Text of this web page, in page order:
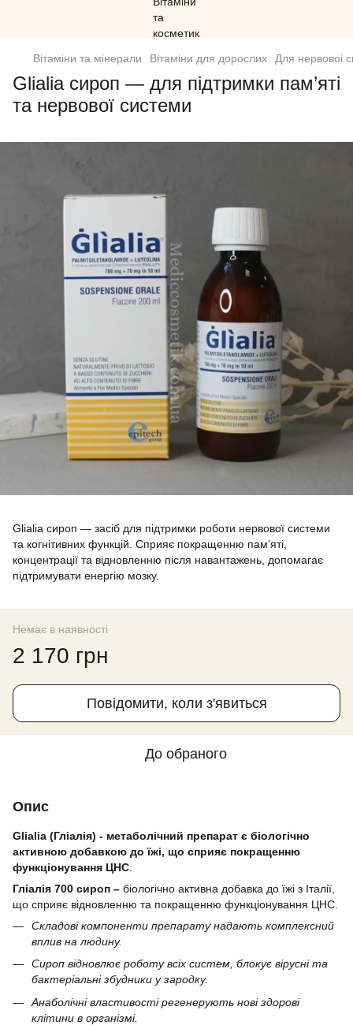
Вітаміни та мінерали Вітаміни для дорослих Для нервовоі
Glialia сироп — для підтримки пам’яті
та нервової системи
Glialia сироп — засіб для підтримки роботи нервової системи
та когнітивних функцій. Сприяє покращенню пам’яті,
концентрації та відновленню після навантажень, допомагає
підтримувати енергію мозку.
Немає в наявності
2 170 грн
Повідомити, коли з'явиться
До обраного
Опис
Glialia (Гліалія) - метаболічний препарат є біологічно
активною добавкою до їжі, що сприяє покращенню
функціонування ЦНС
Гліалія 700 сироп – біологічно активна добавка до їжі з Італії,
що сприяє відновленню та покращенню функціонування ЦНС.
Складові компоненти препарату надають комплексний
вплив на людину.
Сироп відновлює роботу всіх систем, блокує вірусні та
бактеріальні збудники у зародку.
Анаболічні властивості регенерують нові здорові
клітини в організмі.